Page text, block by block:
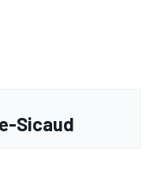
Sicaud